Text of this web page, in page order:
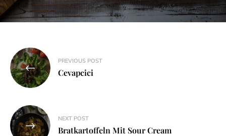
Beitragsnavigation
PREVIOUS POST
Cevapcici
NEXT POST
Bratkartoffeln Mit Sour Cream